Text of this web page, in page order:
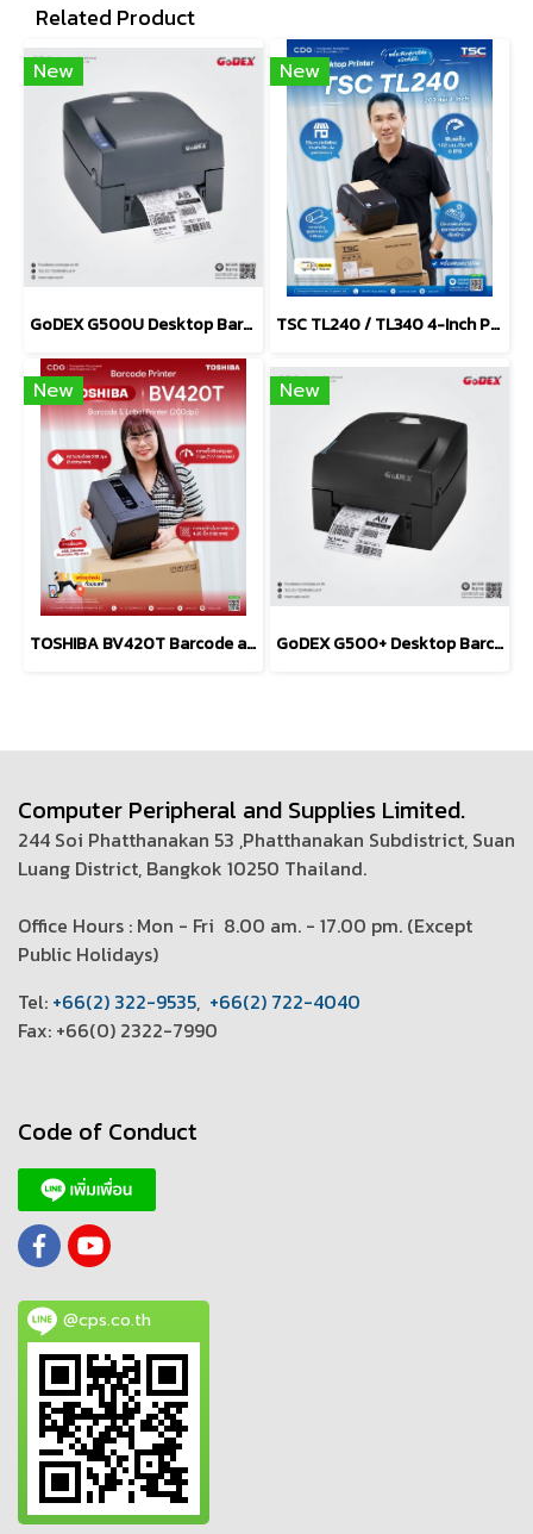
Related Product
New
GoDEX G500U Desktop Barcode Printer 203 dpi
New
TSC TL240 / TL340 4-Inch Performance Desktop Printers
New
TOSHIBA BV420T Barcode and Label Printers (203 dpi, 300 dpi)
New
GoDEX G500+ Desktop Barcode Printer 203 and 300 dpi
Computer Peripheral and Supplies Limited.
244 Soi Phatthanakan 53 ,Phatthanakan Subdistrict, Suan
Luang District, Bangkok 10250 Thailand.
Office Hours : Mon - Fri 8.00 am. - 17.00 pm. (Except
Public Holidays)
Tel: +66(2) 322-9535, +66(2) 722-4040
Fax: +66(0) 2322-7990
Code of Conduct
@cps.co.th